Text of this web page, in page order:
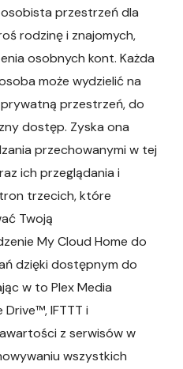
przestrzeń dla
rodzinę i znajomych,
osobnych kont. Każda
może wydzielić na
prywatną przestrzeń, do
dostęp. Zyska ona
przechowanymi w tej
ich przeglądania i
trzecich, które
Twoją
My Cloud Home do
dzięki dostępnym do
w to Plex Media
IFTTT i
z serwisów w
wszystkich